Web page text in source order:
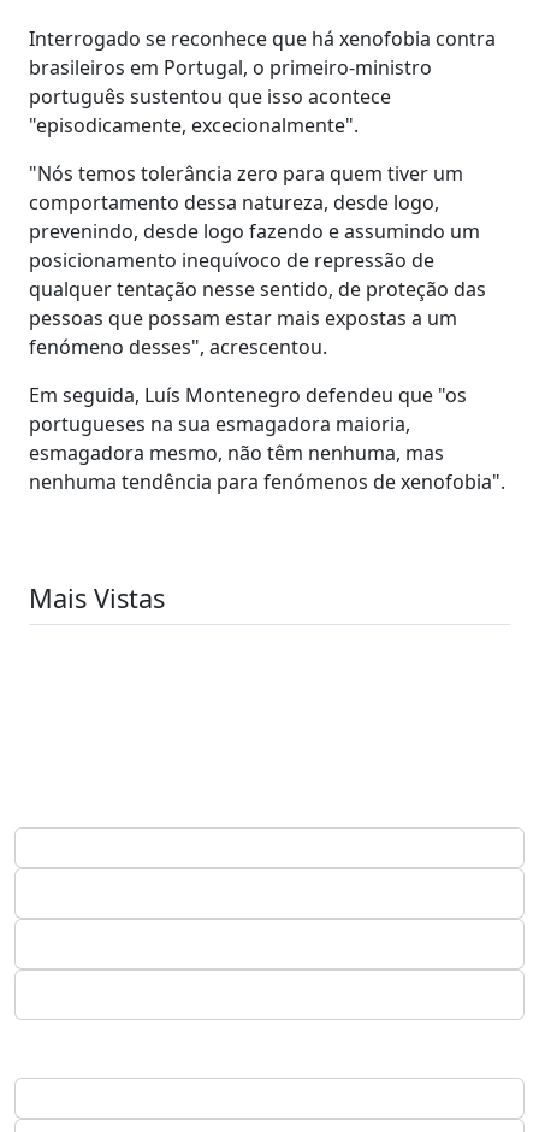
Interrogado se reconhece que há xenofobia contra
brasileiros em Portugal, o primeiro-ministro
português sustentou que isso acontece
"episodicamente, excecionalmente".
"Nós temos tolerância zero para quem tiver um
comportamento dessa natureza, desde logo,
prevenindo, desde logo fazendo e assumindo um
posicionamento inequívoco de repressão de
qualquer tentação nesse sentido, de proteção das
pessoas que possam estar mais expostas a um
fenómeno desses", acrescentou.
Em seguida, Luís Montenegro defendeu que "os
portugueses na sua esmagadora maioria,
esmagadora mesmo, não têm nenhuma, mas
nenhuma tendência para fenómenos de xenofobia".
Mais Vistas